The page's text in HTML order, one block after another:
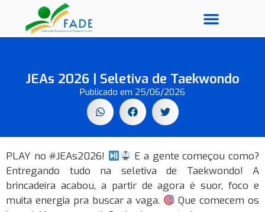
JEAs 2026 | Seletiva de Taekwondo
Publicado em 25/06/2026
PLAY no #JEAs2026!
E a gente começou como?
Entregando tudo na seletiva de Taekwondo! A
brincadeira acabou, a partir de agora é suor, foco e
muita energia pra buscar a vaga.
Que comecem os